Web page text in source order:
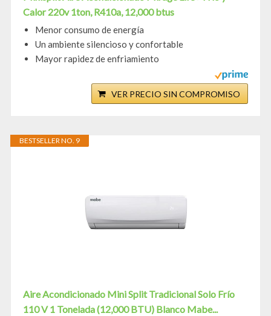
Calor 220v 1ton, R410a, 12,000 btus
Menor consumo de energía
Un ambiente silencioso y confortable
Mayor rapidez de enfriamiento
VER PRECIO SIN COMPROMISO
BESTSELLER NO. 9
Aire Acondicionado Mini Split Tradicional Solo Frío
110 V 1 Tonelada (12,000 BTU) Blanco Mabe...